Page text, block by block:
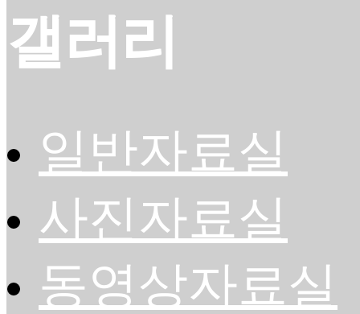
갤러리
일반자료실
사진자료실
동영상자료실